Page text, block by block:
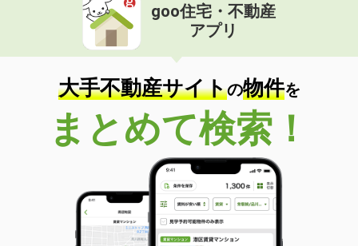
goo住宅・不動産
アプリ
大手不動産サイトの物件を
まとめて検索！